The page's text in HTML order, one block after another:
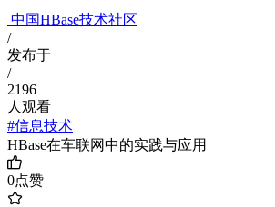
中国HBase技术社区
/
发布于
/
2196
人观看
#信息技术
HBase在车联网中的实践与应用
0点赞